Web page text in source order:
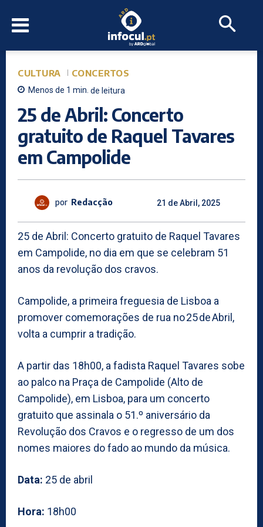
CULTURA CONCERTOS
Menos de 1 min. de leitura
25 de Abril: Concerto
gratuito de Raquel Tavares
em Campolide
por Redacção 21 de Abril, 2025
25 de Abril: Concerto gratuito de Raquel Tavares
em Campolide, no dia em que se celebram 51
anos da revolução dos cravos.
Campolide, a primeira freguesia de Lisboa a
promover comemorações de rua no 25 de Abril,
volta a cumprir a tradição.
A partir das 18h00, a fadista Raquel Tavares sobe
ao palco na Praça de Campolide (Alto de
Campolide), em Lisboa, para um concerto
gratuito que assinala o 51.º aniversário da
Revolução dos Cravos e o regresso de um dos
nomes maiores do fado ao mundo da música.
Data: 25 de abril
Hora: 18h00